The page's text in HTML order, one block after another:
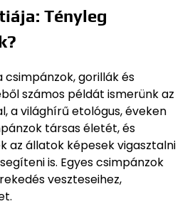
Tényleg
csimpánzok, gorillák és
számos példát ismerünk az
a világhírű etológus, éveken
társas életét, és
az állatok képesek vigasztalni
is. Egyes csimpánzok
veszteseihez,